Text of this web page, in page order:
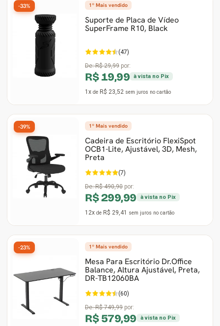
1º Mais vendido
Suporte de Placa de Vídeo
SuperFrame R10, Black
(47)
De:R$ 29,99 por:
R$ 19,99 à vista no Pix
1x de R$ 23,52 sem juros no cartão
-33%
1º Mais vendido
Cadeira de Escritório FlexiSpot
OCB1-Lite, Ajustável, 3D, Mesh,
Preta
(7)
De:R$ 490,90 por:
R$ 299,99 à vista no Pix
12x de R$ 29,41 sem juros no cartão
-39%
1º Mais vendido
Mesa Para Escritório Dr.Office
Balance, Altura Ajustável, Preta,
DR-TB12060BA
(60)
De:R$ 749,99 por:
R$ 579,99 à vista no Pix
-23%